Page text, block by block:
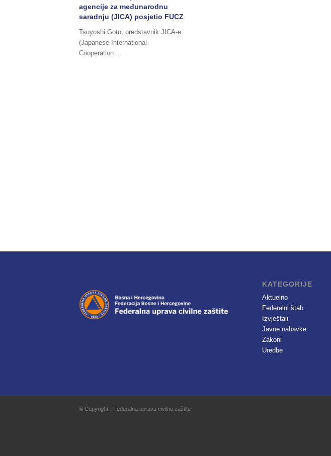
agencije za međunarodnu
saradnju (JICA) posjetio FUCZ
Tsuyoshi Goto, predstavnik JICA-e
(Japanese International
Cooperation…
KATEGORIJE
Aktuelno
Federalni štab
Izvještaji
Javne nabavke
Zakoni
Uredbe
© Copyright - Federalna uprava civilne zaštite